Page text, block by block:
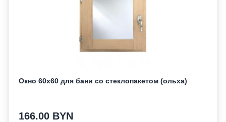
Окно 60х60 для бани со стеклопакетом (ольха)
166.00 BYN